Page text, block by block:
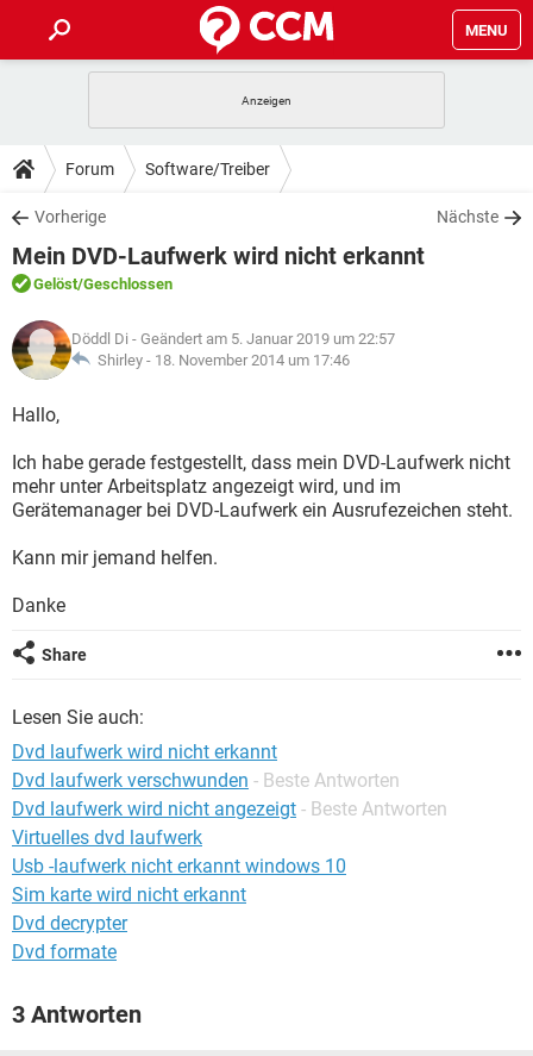
MENU
ANDROID IOS
WINDOWS 10
WHATSAPP TIKTOK
FACEBOOK
TIPPS & TRICKS
SPIELE
WINDOWS 10
WHATSAPP
FACEBOOK HARDWARE
DOWNLOADS
SPIELE STREAMING
ANDROID
WINDOWS 10 INSTAGRAM
WHATSAPP
FACEBOOK
FORUM
SPIELE
ANDROID IOS
FACEBOOK HARDWARE
LEXIKON
SPIELE
ANDROID
WINDOWS 10 INSTAGRAM
WHATSAPP TIKTOK
Forum Software/Treiber
Vorherige Nächste
Mein DVD-Laufwerk wird nicht erkannt
Gelöst/Geschlossen
Döddl Di - Geändert am 5. Januar 2019 um 22:57
Shirley - 18. November 2014 um 17:46
Hallo,
Ich habe gerade festgestellt, dass mein DVD-Laufwerk nicht
mehr unter Arbeitsplatz angezeigt wird, und im
Gerätemanager bei DVD-Laufwerk ein Ausrufezeichen steht.
Kann mir jemand helfen.
Danke
Share
Lesen Sie auch:
Dvd laufwerk wird nicht erkannt
Dvd laufwerk verschwunden - Beste Antworten
Dvd laufwerk wird nicht angezeigt - Beste Antworten
Virtuelles dvd laufwerk
Usb -laufwerk nicht erkannt windows 10
Sim karte wird nicht erkannt
Dvd decrypter
Dvd formate
3 Antworten